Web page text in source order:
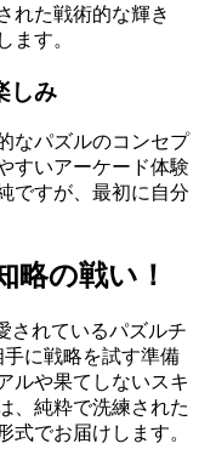
れた戦術的な輝き
ます。
しみ
なパズルのコンセプ
すいアーケード体験
ですが、最初に自分
略の戦い！
されているパズルチ
に戦略を試す準備
ルや果てしないスキ
、純粋で洗練された
式でお届けします。